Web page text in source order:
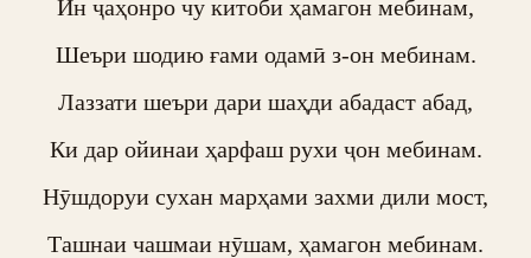
Ин ҷаҳонро чу китоби ҳамагон мебинам,
Шеъри шодию ғами одамӣ з-он мебинам.
Лаззати шеъри дари шаҳди абадаст абад,
Ки дар ойинаи ҳарфаш рухи ҷон мебинам.
Нӯшдоруи сухан марҳами захми дили мост,
Ташнаи чашмаи нӯшам, ҳамагон мебинам.